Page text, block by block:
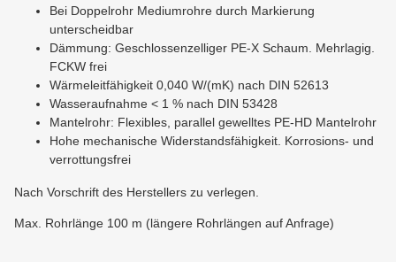
Bei Doppelrohr Mediumrohre durch Markierung
unterscheidbar
Dämmung: Geschlossenzelliger PE-X Schaum. Mehrlagig.
FCKW frei
Wärmeleitfähigkeit 0,040 W/(mK) nach DIN 52613
Wasseraufnahme < 1 % nach DIN 53428
Mantelrohr: Flexibles, parallel gewelltes PE-HD Mantelrohr
Hohe mechanische Widerstandsfähigkeit. Korrosions- und
verrottungsfrei
Nach Vorschrift des Herstellers zu verlegen.
Max. Rohrlänge 100 m (längere Rohrlängen auf Anfrage)